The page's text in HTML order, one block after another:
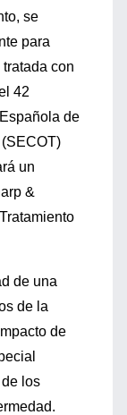
se
para
con
42
de
un
&
de una
de la
de
los